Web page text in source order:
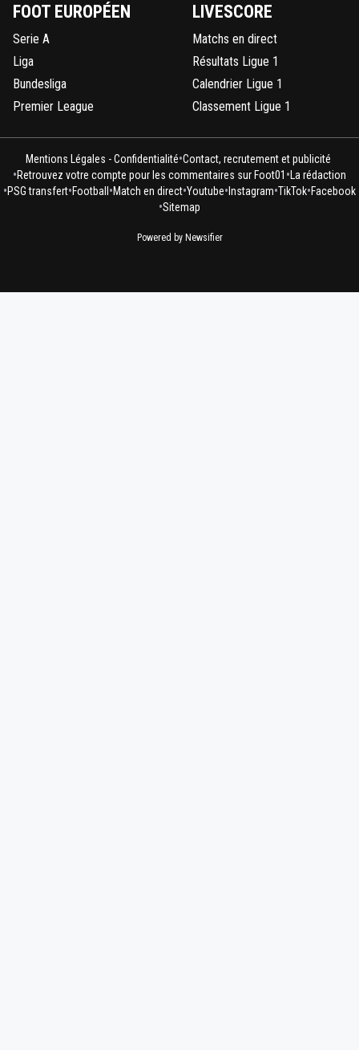
FOOT EUROPÉEN
Serie A
Liga
Bundesliga
Premier League
LIVESCORE
Matchs en direct
Résultats Ligue 1
Calendrier Ligue 1
Classement Ligue 1
Mentions Légales - Confidentialité•Contact, recrutement et publicité
•Retrouvez votre compte pour les commentaires sur Foot01 • La rédaction
•PSG transfert•Football •Match en direct•Youtube• Instagram•TikTok•Facebook
•Sitemap
Powered by Newsifier